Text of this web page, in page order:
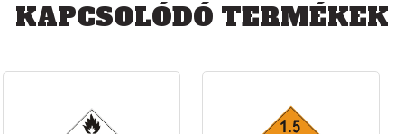
KAPCSOLÓDÓ TERMÉKEK